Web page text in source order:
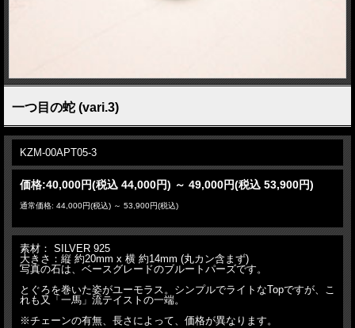
一つ目の蛇 (vari.3)
KZM-00APT05-3
価格:40,000円(税込 44,000円) ～ 49,000円(税込 53,900円)
通常価格: 44,000円(税込) ～ 53,900円(税込)
素材： SILVER 925
大きさ：縦 約20mm x 横 約14mm (丸カン含まず)
写真の石は、ベースグレードのブルートパーズです。
とぐろを巻いた姿がユーモラス。シンプルでライトなTopですが、こ
れも又「一馬」流テイストの一端。
※チェーンの有無、長さによって、価格が異なります。